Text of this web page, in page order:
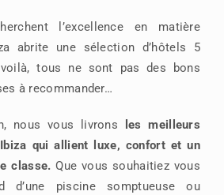
l’excellence en matière
abrite une sélection d’hôtels 5
tous ne sont pas des bons
à recommander…
nous vous livrons
les meilleurs
qui allient luxe, confort et un
classe. Que vous souhaitiez vous
d’une piscine somptueuse ou